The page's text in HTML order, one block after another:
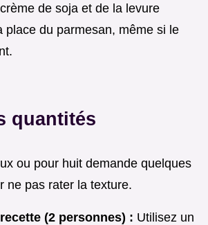
de soja et de la levure
place du parmesan, même si le
quantités
ou pour huit demande quelques
ne pas rater la texture.
(2 personnes) : Utilisez un